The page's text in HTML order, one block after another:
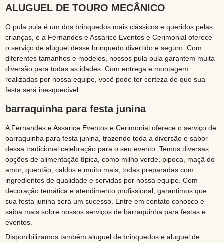
ALUGUEL DE TOURO MECÂNICO
O pula pula é um dos brinquedos mais clássicos e queridos pelas
crianças, e a Fernandes e Assarice Eventos e Cerimonial oferece
o serviço de aluguel desse brinquedo divertido e seguro. Com
diferentes tamanhos e modelos, nossos pula pula garantem muita
diversão para todas as idades. Com entrega e montagem
realizadas por nossa equipe, você pode ter certeza de que sua
festa será inesquecível.
barraquinha para festa junina
A Fernandes e Assarice Eventos e Cerimonial oferece o serviço de
barraquinha para festa junina, trazendo toda a diversão e sabor
dessa tradicional celebração para o seu evento. Temos diversas
opções de alimentação típica, como milho verde, pipoca, maçã do
amor, quentão, caldos e muito mais, todas preparadas com
ingredientes de qualidade e servidas por nossa equipe. Com
decoração temática e atendimento profissional, garantimos que
sua festa junina será um sucesso. Entre em contato conosco e
saiba mais sobre nossos serviços de barraquinha para festas e
eventos.
Disponibilizamos também aluguel de brinquedos e aluguel de